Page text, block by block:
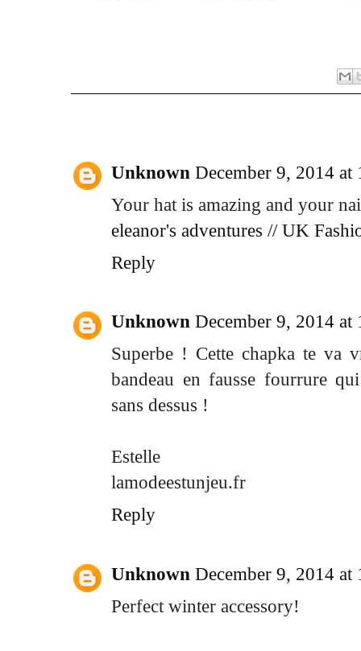
Unknown December 9, 2014 at
Your hat is amazing and your
eleanor's adventures // UK
Reply
Unknown December 9, 2014 at
Superbe ! Cette chapka te va
bandeau en fausse fourrure
sans dessus !
Estelle
lamodeestunjeu.fr
Reply
Unknown December 9, 2014 at
Perfect winter accessory!